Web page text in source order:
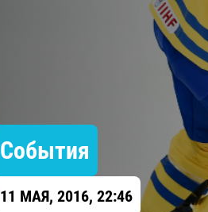
Шанхайские Драконы
События
11 МАЯ, 2016, 22:46